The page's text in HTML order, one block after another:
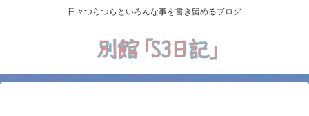
日々つらつらといろんな事を書き留めるブログ